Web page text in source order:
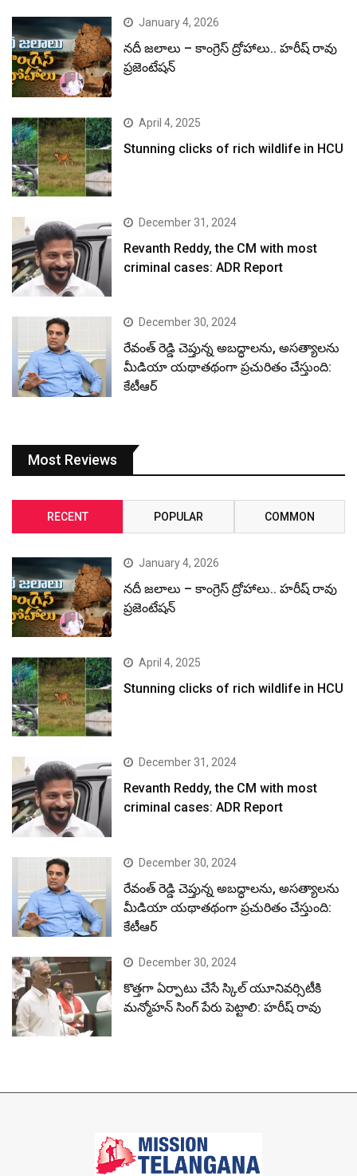
January 4, 2026
నదీ జలాలు – కాంగ్రెస్ ద్రోహాలు.. హరీష్ రావు
ప్రజెంటేషన్
April 4, 2025
Stunning clicks of rich wildlife in HCU
December 31, 2024
Revanth Reddy, the CM with most
criminal cases: ADR Report
December 30, 2024
రేవంత్ రెడ్డి చెప్తున్న అబద్ధాలను, అసత్యాలను
మీడియా యథాతథంగా ప్రచురితం చేస్తుంది:
కేటీఆర్
Most Reviews
RECENT POPULAR COMMON
January 4, 2026
నదీ జలాలు – కాంగ్రెస్ ద్రోహాలు.. హరీష్ రావు
ప్రజెంటేషన్
April 4, 2025
Stunning clicks of rich wildlife in HCU
December 31, 2024
Revanth Reddy, the CM with most
criminal cases: ADR Report
December 30, 2024
రేవంత్ రెడ్డి చెప్తున్న అబద్ధాలను, అసత్యాలను
మీడియా యథాతథంగా ప్రచురితం చేస్తుంది:
కేటీఆర్
December 30, 2024
కొత్తగా ఏర్పాటు చేసే స్కిల్ యూనివర్సిటీకి
మన్మోహన్ సింగ్ పేరు పెట్టాలి: హరీష్ రావు